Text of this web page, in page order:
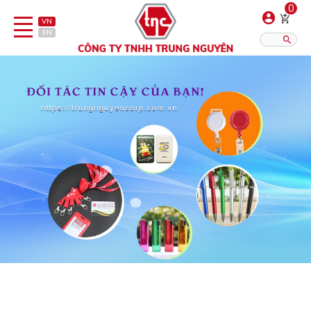
VN
EN
0
Bút
Bật lửa
Đồ sứ quà tặng
Bình/ca giữ nhiệt
Dây đeo & Phụ kiện